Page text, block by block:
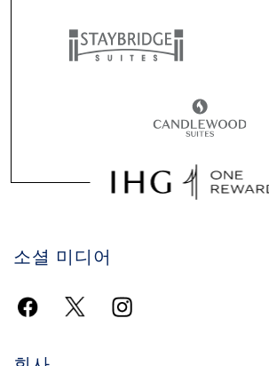
소셜 미디어